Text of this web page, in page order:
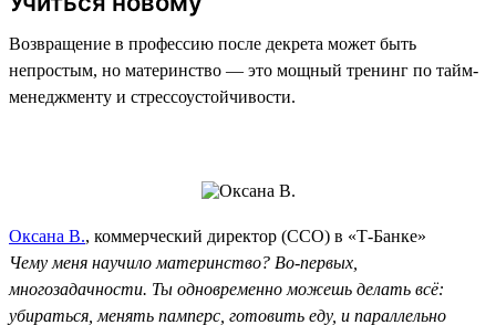
Возвращение в профессию после декрета может быть
непростым, но материнство — это мощный тренинг по тайм-
менеджменту и стрессоустойчивости.
Оксана В., коммерческий директор (CCO) в «Т-Банке»
Чему меня научило материнство? Во-первых,
многозадачности. Ты одновременно можешь делать всё:
убираться, менять памперс, готовить еду, и параллельно